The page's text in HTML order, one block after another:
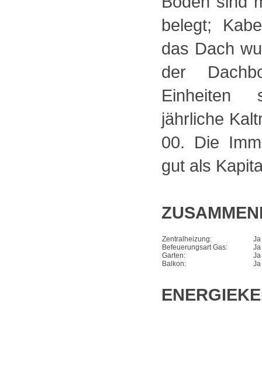
belegt;
das Dach
der
Einheiten
jährliche
00. Die
gut als
Zentralheizung:
Befeuerungsart Gas:
Garten:
Balkon:
Ja
Ja
Ja
Ja